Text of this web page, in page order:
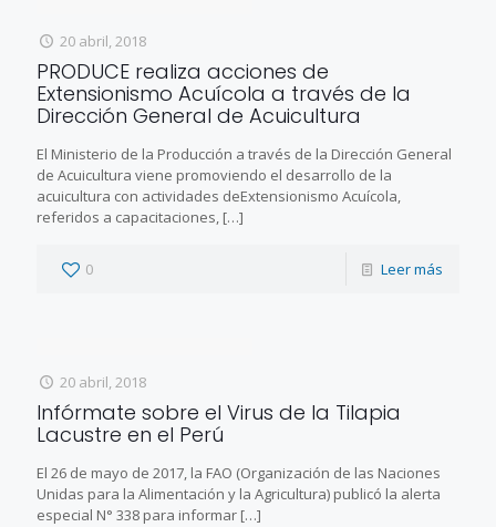
20 abril, 2018
PRODUCE realiza acciones de
Extensionismo Acuícola a través de la
Dirección General de Acuicultura
El Ministerio de la Producción a través de la Dirección General
de Acuicultura viene promoviendo el desarrollo de la
acuicultura con actividades deExtensionismo Acuícola,
referidos a capacitaciones, […]
0 Leer más
20 abril, 2018
Infórmate sobre el Virus de la Tilapia
Lacustre en el Perú
El 26 de mayo de 2017, la FAO (Organización de las Naciones
Unidas para la Alimentación y la Agricultura) publicó la alerta
especial N° 338 para informar […]